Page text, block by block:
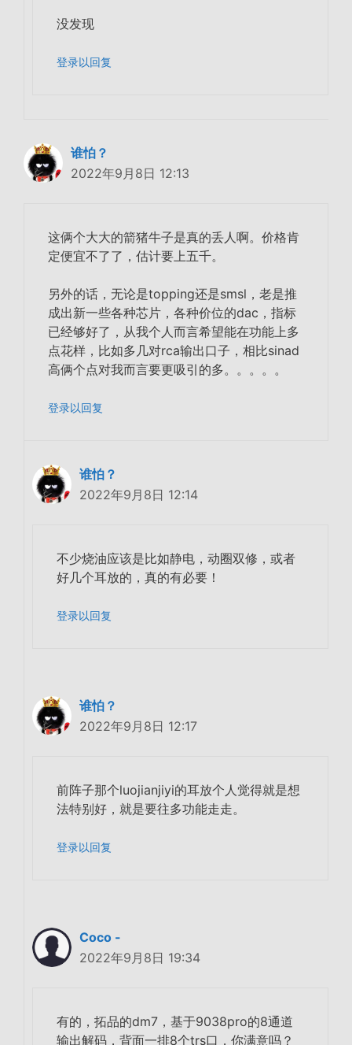
没发现
登录以回复
谁怕？
2022年9月8日 12:13
这俩个大大的箭猪牛子是真的丢人啊。价格肯
定便宜不了了，估计要上五千。
另外的话，无论是topping还是smsl，老是推
成出新一些各种芯片，各种价位的dac，指标
已经够好了，从我个人而言希望能在功能上多
点花样，比如多几对rca输出口子，相比sinad
高俩个点对我而言要更吸引的多。。。。。
登录以回复
谁怕？
2022年9月8日 12:14
不少烧油应该是比如静电，动圈双修，或者
好几个耳放的，真的有必要！
登录以回复
谁怕？
2022年9月8日 12:17
前阵子那个luojianjiyi的耳放个人觉得就是想
法特别好，就是要往多功能走走。
登录以回复
Coco -
2022年9月8日 19:34
有的，拓品的dm7，基于9038pro的8通道
输出解码，背面一排8个trs口，你满意吗？